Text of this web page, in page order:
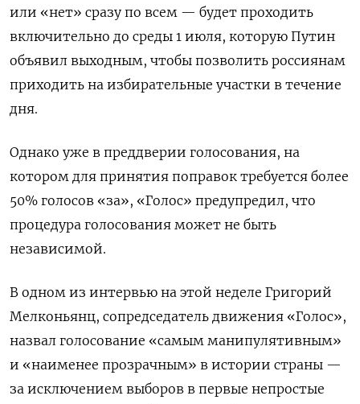
или «нет» сразу по всем — будет проходить
включительно до среды 1 июля, которую Путин
объявил выходным, чтобы позволить россиянам
приходить на избирательные участки в течение
дня.
Однако уже в преддверии голосования, на
котором для принятия поправок требуется более
50% голосов «за», «Голос» предупредил, что
процедура голосования может не быть
независимой.
В одном из интервью на этой неделе Григорий
Мелконьянц, сопредседатель движения «Голос»,
назвал голосование «самым манипулятивным»
и «наименее прозрачным» в истории страны —
за исключением выборов в первые непростые